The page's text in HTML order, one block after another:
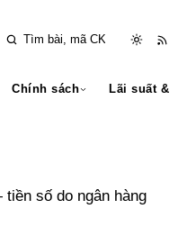
Chính sách Lãi suất &
số do ngân hàng